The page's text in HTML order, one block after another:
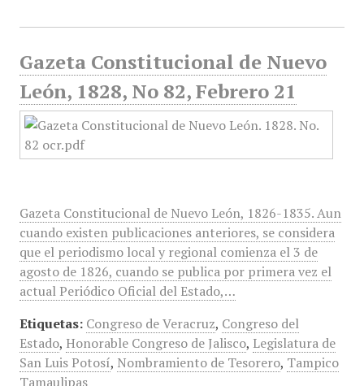
Gazeta Constitucional de Nuevo
León, 1828, No 82, Febrero 21
Gazeta Constitucional de Nuevo León, 1826-1835. Aun
cuando existen publicaciones anteriores, se considera
que el periodismo local y regional comienza el 3 de
agosto de 1826, cuando se publica por primera vez el
actual Periódico Oficial del Estado,…
Etiquetas: Congreso de Veracruz, Congreso del
Estado, Honorable Congreso de Jalisco, Legislatura de
San Luis Potosí, Nombramiento de Tesorero, Tampico
Tamaulipas